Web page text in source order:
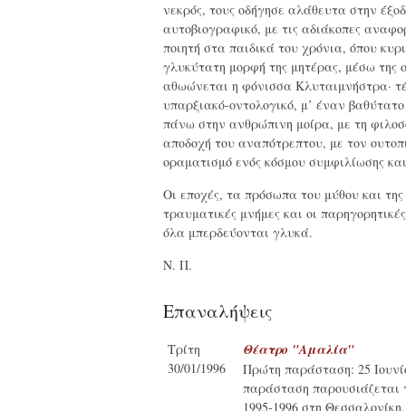
νεκρός, τους οδήγησε αλάθευτα στην
αυτοβιογραφικό, με τις αδιάκοπες
ποιητή στα παιδικά του χρόνια, όπου
γλυκύτατη μορφή της μητέρας, μέσω της
αθωώνεται η φόνισσα Κλυταιμνήστρα·
υπαρξιακό-οντολογικό, μ’ έναν
πάνω στην ανθρώπινη μοίρα, με τη
αποδοχή του αναπότρεπτου, με τον
οραματισμό ενός κόσμου συμφιλίωσης
Οι εποχές, τα πρόσωπα του μύθου και της
τραυματικές μνήμες και οι
όλα μπερδεύονται γλυκά.
Ν. Π.
Επαναλήψεις
Τρίτη
30/01/1996
Θέατρο "Αμαλία"
Πρώτη παράσταση: 25
παράσταση παρουσιάζεται
1995-1996 στη